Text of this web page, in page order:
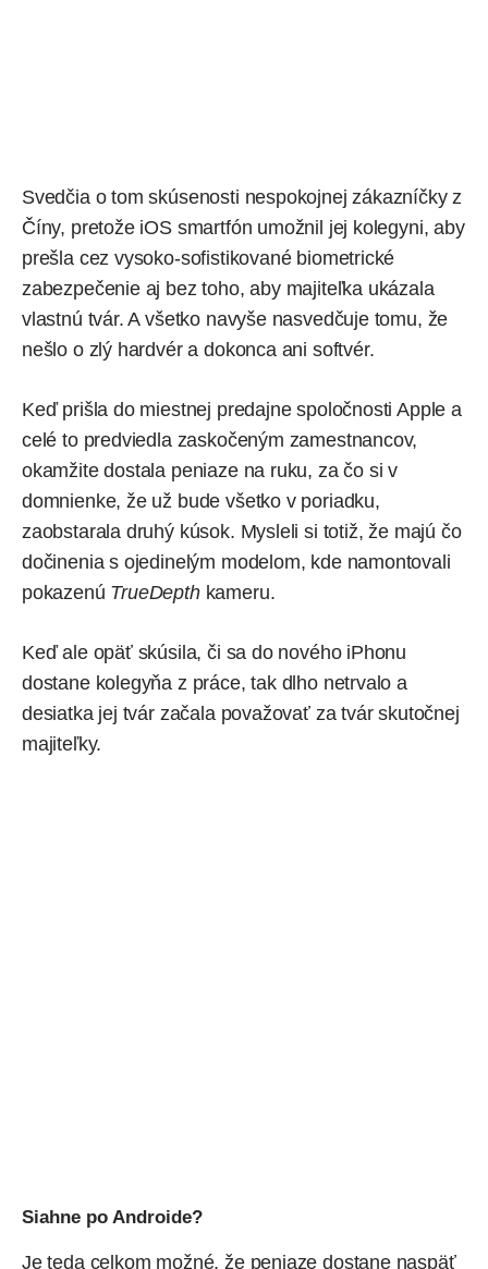
Svedčia o tom skúsenosti nespokojnej zákazníčky z
Číny, pretože iOS smartfón umožnil jej kolegyni, aby
prešla cez vysoko-sofistikované biometrické
zabezpečenie aj bez toho, aby majiteľka ukázala
vlastnú tvár. A všetko navyše nasvedčuje tomu, že
nešlo o zlý hardvér a dokonca ani softvér.
Keď prišla do miestnej predajne spoločnosti Apple a
celé to predviedla zaskočeným zamestnancov,
okamžite dostala peniaze na ruku, za čo si v
domnienke, že už bude všetko v poriadku,
zaobstarala druhý kúsok. Mysleli si totiž, že majú čo
dočinenia s ojedinelým modelom, kde namontovali
pokazenú TrueDepthkameru.
Keď ale opäť skúsila, či sa do nového iPhonu
dostane kolegyňa z práce, tak dlho netrvalo a
desiatka jej tvár začala považovať za tvár skutočnej
majiteľky.
Siahne po Androide?
Je teda celkom možné, že peniaze dostane naspäť